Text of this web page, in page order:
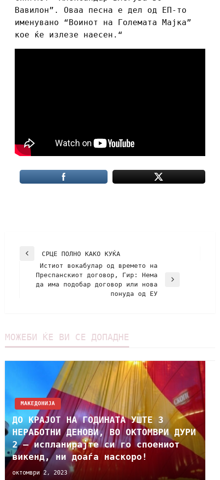
Вавилон”. Оваа песна е дел од ЕП-то
именувано “Воинот на Големата Мајка”
кое ќе излезе наесен.“
СРЦЕ ПОЛНО КАКО КУЌА
Истиот вокабулар од времето на
Преспанскиот договор, Гир: Нема
да има подобар договор или нова
понуда од ЕУ
МОЖЕБИ ЌЕ ВИ СЕ ДОПАДНЕ
МАКЕДОНИЈА
ДО КРАЈОТ НА ГОДИНАТА УШТЕ 3
НЕРАБОТНИ ДЕНОВИ, ВО ОКТОМВРИ ДУРИ
2 – испланирајте си го споениот
викенд, ни доаѓа наскоро!
октомври 2, 2023